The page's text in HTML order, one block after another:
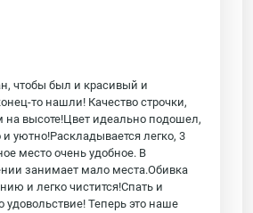
чтобы был и красивый и
то нашли! Качество строчки,
на высоте!Цвет идеально подошел,
уютно!Раскладывается легко, 3
место очень удобное. В
занимает мало места.Обивка
и легко чистится!Спать и
удовольствие! Теперь это наше